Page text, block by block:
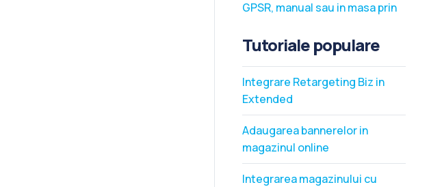
GPSR, manual sau in masa prin
Tutoriale populare
Integrare Retargeting Biz in
Extended
Adaugarea bannerelor in
magazinul online
Integrarea magazinului cu